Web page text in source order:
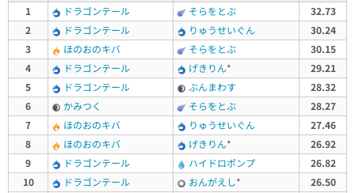
1
ドラゴンテール そらをとぶ
32.73
2
ドラゴンテール りゅうせいぐん
30.24
3
ほのおのキバ そらをとぶ
30.15
4
ドラゴンテール げきりん*
29.21
5
ドラゴンテール ぶんまわす
28.32
6
かみつく そらをとぶ
28.27
7
ほのおのキバ りゅうせいぐん
27.46
8
ほのおのキバ げきりん*
26.92
9
ドラゴンテール ハイドロポンプ
26.82
10
ドラゴンテール おんがえし*
26.50